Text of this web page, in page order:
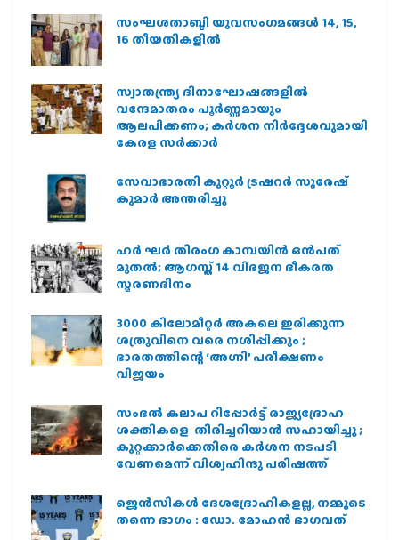
സംഘശതാബ്ദി യുവസംഗമങ്ങള്‍ 14, 15,
16 തീയതികളില്‍
സ്വാതന്ത്ര്യ ദിനാഘോഷങ്ങളിൽ
വന്ദേമാതരം പൂർണ്ണമായും
ആലപിക്കണം; കർശന നിർദ്ദേശവുമായി
കേരള സർക്കാർ
സേവാഭാരതി കുറ്റൂർ ട്രഷറർ സുരേഷ്
കുമാർ അന്തരിച്ചു
ഹര്‍ ഘര്‍ തിരംഗ കാമ്പയിന്‍ ഒന്‍പത്
മുതല്‍; ആഗസ്ത് 14 വിഭജന ഭീകരത
സ്മരണദിനം
3000 കിലോമീറ്റർ അകലെ ഇരിക്കുന്ന
ശത്രുവിനെ വരെ നശിപ്പിക്കും ;
ഭാരതത്തിന്റെ ‘അഗ്നി’ പരീക്ഷണം
വിജയം
സംഭൽ കലാപ റിപ്പോർട്ട് രാജ്യദ്രോഹ
ശക്തികളെ തിരിച്ചറിയാൻ സഹായിച്ചു ;
കുറ്റക്കാർക്കെതിരെ കർശന നടപടി
വേണമെന്ന് വിശ്വഹിന്ദു പരിഷത്ത്
ജെന്‍സികള്‍ ദേശദ്രോഹികളല്ല, നമ്മുടെ
തന്നെ ഭാഗം : ഡോ. മോഹന്‍ ഭാഗവത്